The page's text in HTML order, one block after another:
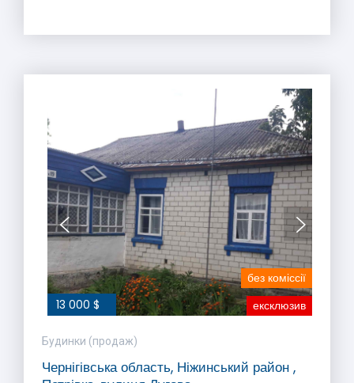
13 000 $ ексклюзив
без коміссії
Будинки (продаж)
Чернігівська область, Ніжинський район ,